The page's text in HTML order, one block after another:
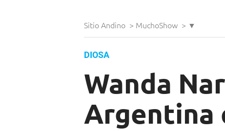
Sitio Andino > MuchoShow > ▼
DIOSA
Wanda
Argentina